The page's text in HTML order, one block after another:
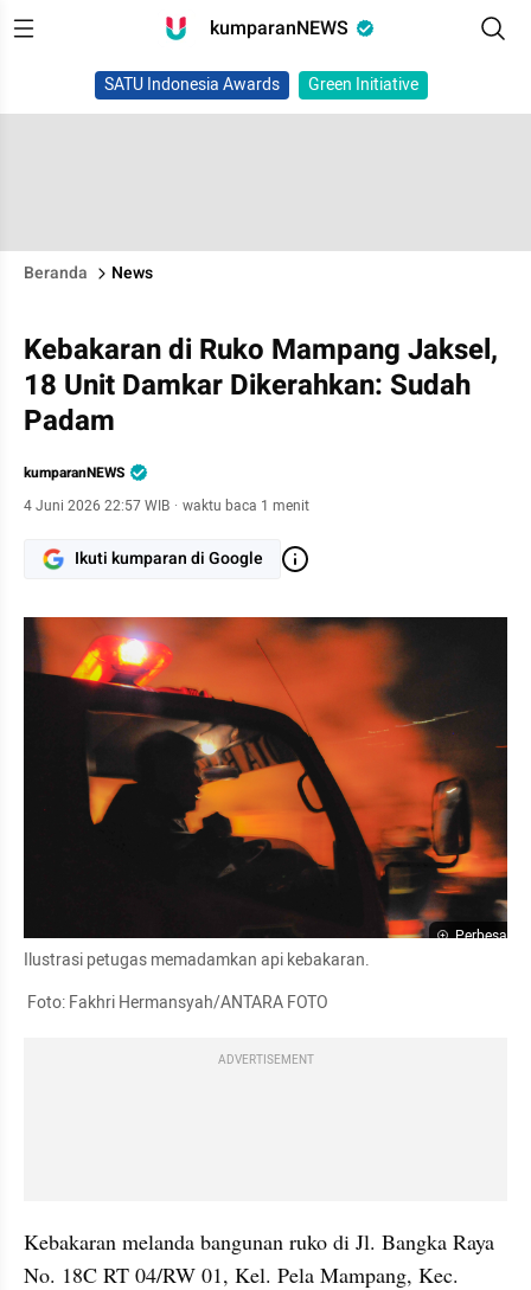
kumparanNEWS
SATU Indonesia Awards Green Initiative
Beranda News
Kebakaran di Ruko Mampang Jaksel,
18 Unit Damkar Dikerahkan: Sudah
Padam
kumparanNEWS
4 Juni 2026 22:57 WIB · waktu baca 1 menit
Ikuti kumparan di Google
Perbesar
Ilustrasi petugas memadamkan api kebakaran.
Foto: Fakhri Hermansyah/ANTARA FOTO
ADVERTISEMENT
Kebakaran melanda bangunan ruko di Jl. Bangka Raya
No. 18C RT 04/RW 01, Kel. Pela Mampang, Kec.